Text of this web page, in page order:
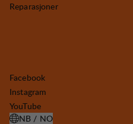
Reparasjoner
Facebook
Instagram
YouTube
NB / NO